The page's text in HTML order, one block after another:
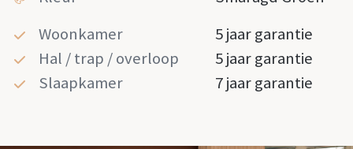
Woonkamer
5 jaar garantie
Hal / trap / overloop
5 jaar garantie
Slaapkamer
7 jaar garantie